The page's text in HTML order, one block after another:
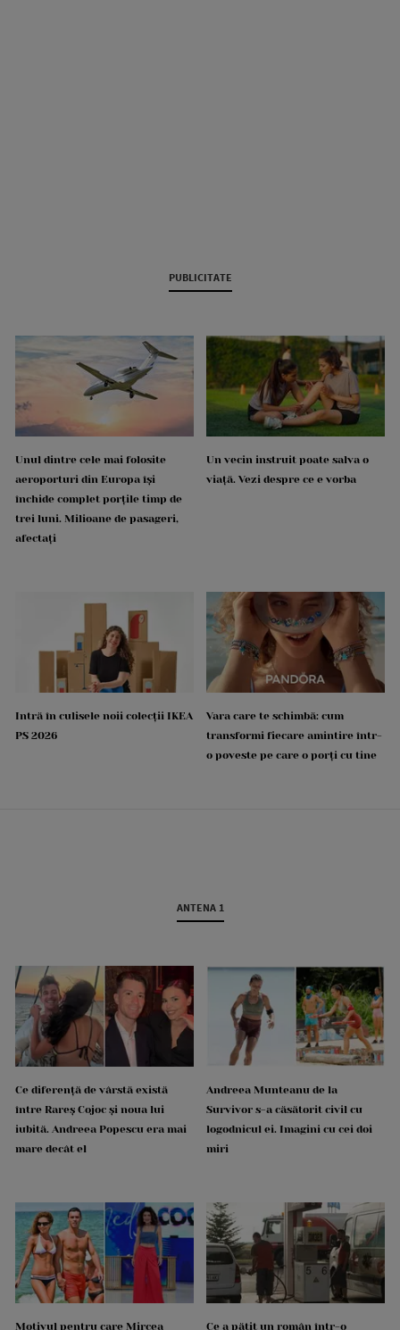
PUBLICITATE
Unul dintre cele mai folosite
aeroporturi din Europa își
închide complet porțile timp de
trei luni. Milioane de pasageri,
afectați
Un vecin instruit poate salva o
viață. Vezi despre ce e vorba
Intră în culisele noii colecții IKEA
PS 2026
Vara care te schimbă: cum
transformi fiecare amintire într-
o poveste pe care o porți cu tine
ANTENA 1
Ce diferență de vârstă există
între Rareș Cojoc și noua lui
iubită. Andreea Popescu era mai
mare decât el
Andreea Munteanu de la
Survivor s-a căsătorit civil cu
logodnicul ei. Imagini cu cei doi
miri
Motivul pentru care Mircea
Ce a pățit un român într-o